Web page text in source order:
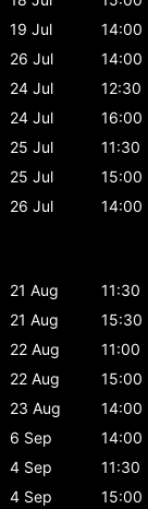
19 Jul
14:00
26 Jul
14:00
24 Jul
12:30
24 Jul
16:00
25 Jul
11:30
25 Jul
15:00
26 Jul
14:00
21 Aug
11:30
21 Aug
15:30
22 Aug
11:00
22 Aug
15:00
23 Aug
14:00
6 Sep
14:00
4 Sep
11:30
4 Sep
15:00